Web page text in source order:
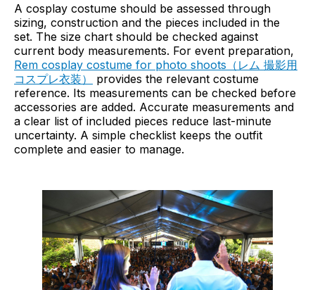
A cosplay costume should be assessed through
sizing, construction and the pieces included in the
set. The size chart should be checked against
current body measurements. For event preparation,
Rem cosplay costume for photo shoots（レム 撮影用
コスプレ衣装）
provides the relevant costume
reference. Its measurements can be checked before
accessories are added. Accurate measurements and
a clear list of included pieces reduce last-minute
uncertainty. A simple checklist keeps the outfit
complete and easier to manage.